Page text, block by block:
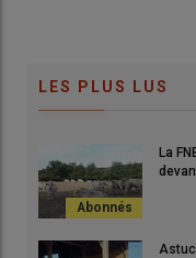
LES PLUS LUS
La